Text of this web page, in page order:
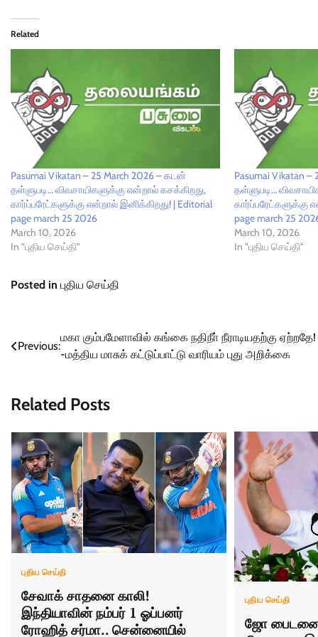
Related
Pasumai Vikatan – 25 March 2026 – கடன்
தள்ளுபடி… விவசாயிகளுக்கு என்றால் கசக்கிறது,
கார்ப்பரேட்களுக்கு என்றால் இனிக்கிறது! | Editorial
page march 25 2026
March 10, 2026
In "புதிய செய்தி"
Pasumai Vikatan
தள்ளுபடி…
கார்ப்பரேட்களுக்கு
page march 25
March 10, 2026
In "புதிய செய்தி"
Posted in புதிய செய்தி
Post
navigation
Previous:
மகா கும்பமேளாவில் கங்கை நதிநீா் நீராடியதற்கு ஏற்றதே!
-மத்திய மாசுக் கட்டுப்பாட்டு வாரியம் புது அறிக்கை
Related Posts
புதிய செய்தி
சேவாக் சாதனை காலி!
இந்தியாவின் நம்பர் 1 ஓப்பனர்
ரோஹித் சர்மா.. சென்னையில்
புதிய செய்தி
ஜோ